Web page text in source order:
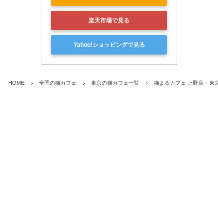
楽天市場で見る
Yahoo!ショッピングで見る
HOME 全国の猫カフェ 東京の猫カフェ一覧 猫まるカフェ 上野店 – 東